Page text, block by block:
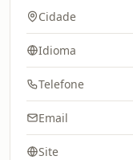
Cidade
Idioma
Telefone
Email
Site